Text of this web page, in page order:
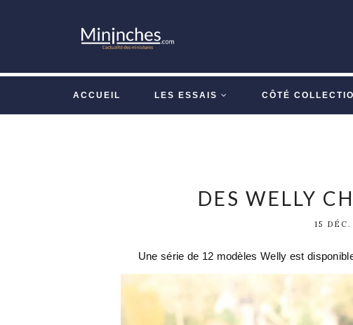
ACCUEIL LES ESSAIS CÔTÉ
DES WELLY
15
Une série de 12 modèles Welly est